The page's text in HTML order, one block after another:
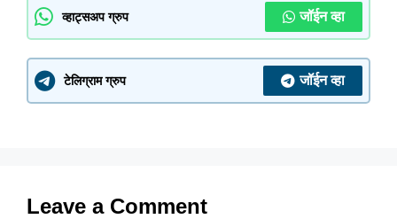
व्हाट्सअप ग्रुप जॉईन व्हा
टेलिग्राम ग्रुप जॉईन व्हा
Leave a Comment